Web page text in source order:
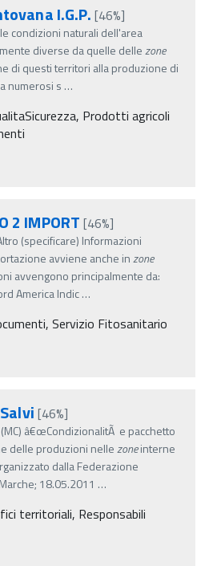
I.G.P. [46%]
condizioni naturali dell'area
diverse da quelle dellezone
di questi territori alla produzione di
numerosi s …
Prodotti agricoli
2 IMPORT [46%]
(specificare) Informazioni
avviene anche inzone
avvengono principalmente da:
America Indic…
Servizio Fitosanitario
[46%]
â€œCondizionalitÃ e pacchetto
delle produzioni nellezoneinterne
dalla Federazione
18.05.2011 …
territoriali, Responsabili